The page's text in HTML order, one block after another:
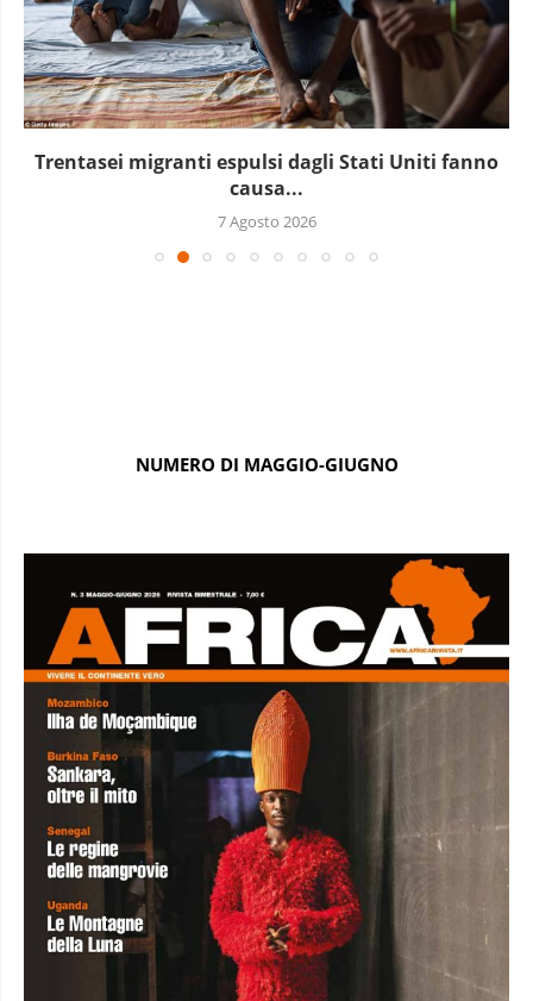
Marocco, la crescita non basta: l’analisi economica
dietro...
6 Agosto 2026
NUMERO DI MAGGIO-GIUGNO